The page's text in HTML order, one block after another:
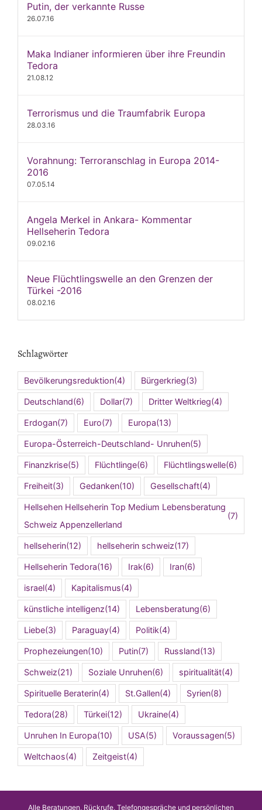
Putin, der verkannte Russe
26.07.16
Maka Indianer informieren über ihre Freundin
Tedora
21.08.12
Terrorismus und die Traumfabrik Europa
28.03.16
Vorahnung: Terroranschlag in Europa 2014-
2016
07.05.14
Angela Merkel in Ankara- Kommentar
Hellseherin Tedora
09.02.16
Neue Flüchtlingswelle an den Grenzen der
Türkei -2016
08.02.16
Schlagwörter
Bevölkerungsreduktion(4) Bürgerkrieg(3)
Deutschland(6) Dollar(7) Dritter Weltkrieg(4)
Erdogan(7) Euro(7) Europa(13)
Europa-Österreich-Deutschland- Unruhen(5)
Finanzkrise(5) Flüchtlinge(6) Flüchtlingswelle(6)
Freiheit(3) Gedanken(10) Gesellschaft(4)
Hellsehen Hellseherin Top Medium Lebensberatung
Schweiz Appenzellerland
(7)
hellseherin(12) hellseherin schweiz(17)
Hellseherin Tedora(16) Irak(6) Iran(6)
israel(4) Kapitalismus(4)
künstliche intelligenz(14) Lebensberatung(6)
Liebe(3) Paraguay(4) Politik(4)
Prophezeiungen(10) Putin(7) Russland(13)
Schweiz(21) Soziale Unruhen(6) spiritualität(4)
Spirituelle Beraterin(4) St.Gallen(4) Syrien(8)
Tedora(28) Türkei(12) Ukraine(4)
Unruhen In Europa(10) USA(5) Voraussagen(5)
Weltchaos(4) Zeitgeist(4)
Alle Beratungen, Rückrufe, Telefongespräche und persönlichen